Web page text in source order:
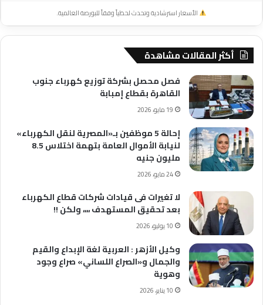
الأسعار استرشادية وتحدث لحظياً وفقاً للبورصة العالمية.
أكثر المقالات مشاهدة
فصل محصل بشركة توزيع كهرباء جنوب
القاهرة بقطاع إمبابة
19 مايو، 2026
إحالة 5 موظفين بـ«المصرية لنقل الكهرباء»
لنيابة الأموال العامة بتهمة اختلاس 8.5
مليون جنيه
24 مايو، 2026
لا تغيرات فى قيادات شركات قطاع الكهرباء
بعد تحقيق المستهدف ،،،، ولكن !!
10 يوليو، 2026
وكيل الأزهر : العربية لغة الإبداع والقيم
والجمال و«الصراع اللساني» صراع وجود
وهوية
10 يناير، 2026